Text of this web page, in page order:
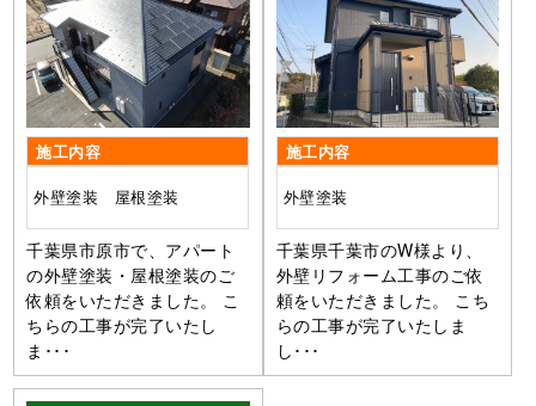
施工内容
外壁塗装 屋根塗装
千葉県市原市で、アパート
の外壁塗装・屋根塗装のご
依頼をいただきました。 こ
ちらの工事が完了いたし
ま･･･
施工内容
外壁塗装
千葉県千葉市のW様より、
外壁リフォーム工事のご依
頼をいただきました。 こち
らの工事が完了いたしま
し･･･